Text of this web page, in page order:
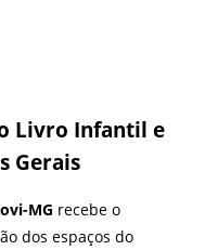
Livro Infantil e
Gerais
MG recebe o
dos espaços do